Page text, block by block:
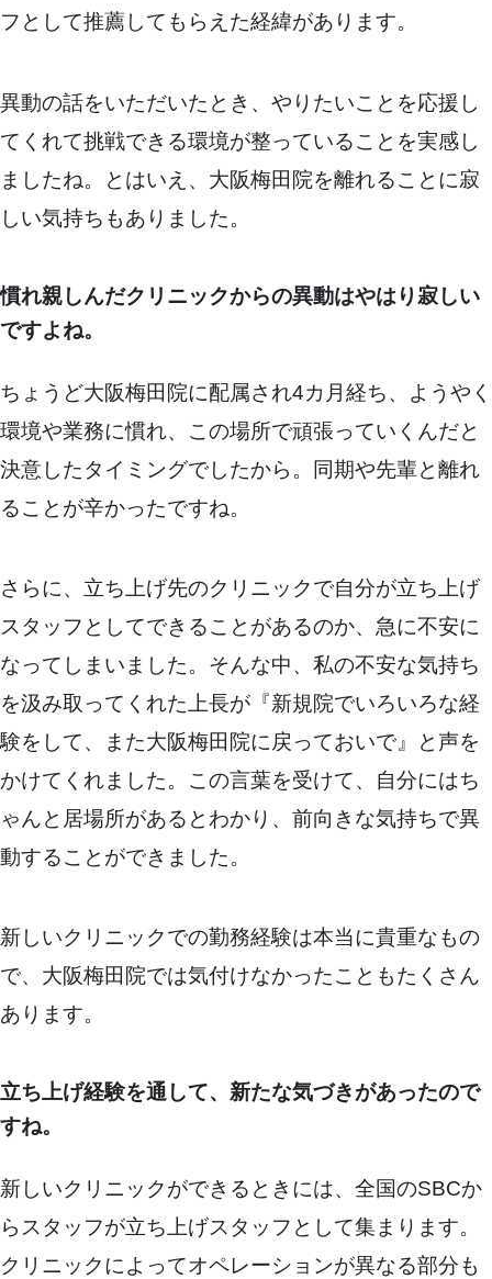
フとして推薦してもらえた経緯があります。
異動の話をいただいたとき、やりたいことを応援し
てくれて挑戦できる環境が整っていることを実感し
ましたね。とはいえ、大阪梅田院を離れることに寂
しい気持ちもありました。
慣れ親しんだクリニックからの異動はやはり寂しい
ですよね。
ちょうど大阪梅田院に配属され4カ月経ち、ようやく
環境や業務に慣れ、この場所で頑張っていくんだと
決意したタイミングでしたから。同期や先輩と離れ
ることが辛かったですね。
さらに、立ち上げ先のクリニックで自分が立ち上げ
スタッフとしてできることがあるのか、急に不安に
なってしまいました。そんな中、私の不安な気持ち
を汲み取ってくれた上長が『新規院でいろいろな経
験をして、また大阪梅田院に戻っておいで』と声を
かけてくれました。この言葉を受けて、自分にはち
ゃんと居場所があるとわかり、前向きな気持ちで異
動することができました。
新しいクリニックでの勤務経験は本当に貴重なもの
で、大阪梅田院では気付けなかったこともたくさん
あります。
立ち上げ経験を通して、新たな気づきがあったので
すね。
新しいクリニックができるときには、全国のSBCか
らスタッフが立ち上げスタッフとして集まります。
クリニックによってオペレーションが異なる部分も